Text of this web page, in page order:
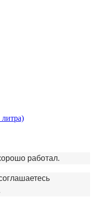
работал.